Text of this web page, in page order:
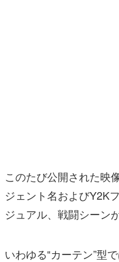
このたび公開された映
ジェント名およびY2K
ジュアル、戦闘シーン
いわゆる‟カーテン”型